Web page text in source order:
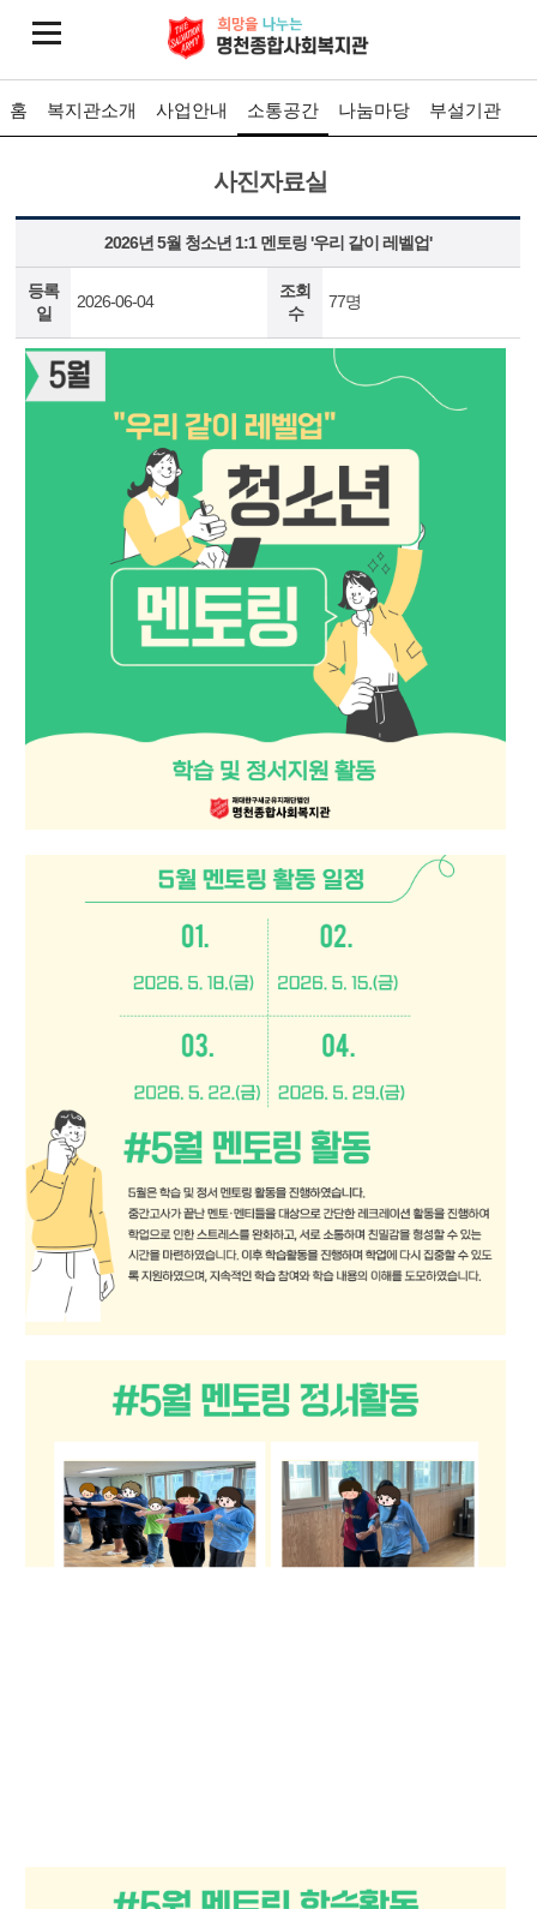
홈 복지관소개 사업안내 소통공간 나눔마당 부설기관
사진자료실
2026년 5월 청소년 1:1 멘토링 '우리 같이 레벨업'
등록
일
2026-06-04
조회
수
77명